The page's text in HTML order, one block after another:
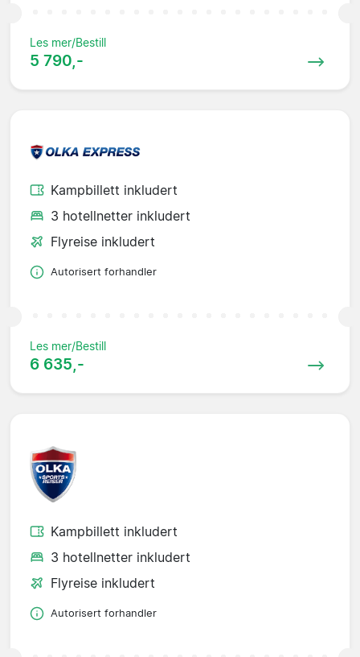
Les mer/Bestill
5 790,-
Kampbillett inkludert
3 hotellnetter inkludert
Flyreise inkludert
Autorisert forhandler
Les mer/Bestill
6 635,-
Kampbillett inkludert
3 hotellnetter inkludert
Flyreise inkludert
Autorisert forhandler